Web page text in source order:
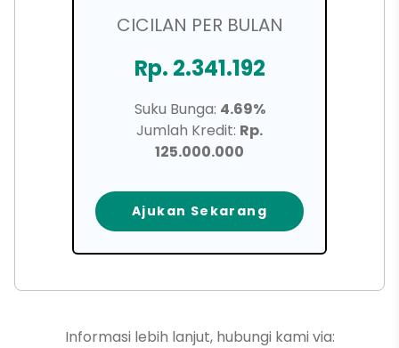
CICILAN PER BULAN
Rp. 2.341.192
Suku Bunga: 4.69%
Jumlah Kredit: Rp.
125.000.000
Ajukan Sekarang
Informasi lebih lanjut, hubungi kami via: